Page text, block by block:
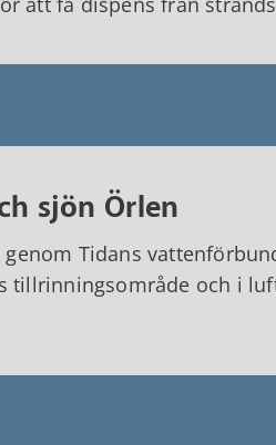
sjön Örlen
Tidans
tillrinningsområde och i